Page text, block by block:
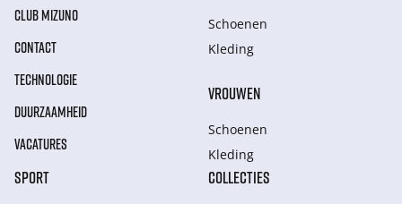
CLUB MIZUNO
CONTACT
TECHNOLOGIE
DUURZAAMHEID
VACATURES
Schoenen
Kleding
VROUWEN
Schoenen
Kleding
SPORT COLLECTIES